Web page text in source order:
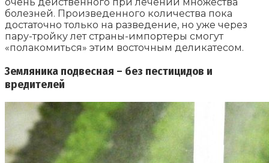
болезней. Произведенного количества пока
достаточно только на разведение, но уже через
пару-тройку лет страны-импортеры смогут
«полакомиться» этим восточным деликатесом.
Земляника подвесная – без пестицидов и
вредителей